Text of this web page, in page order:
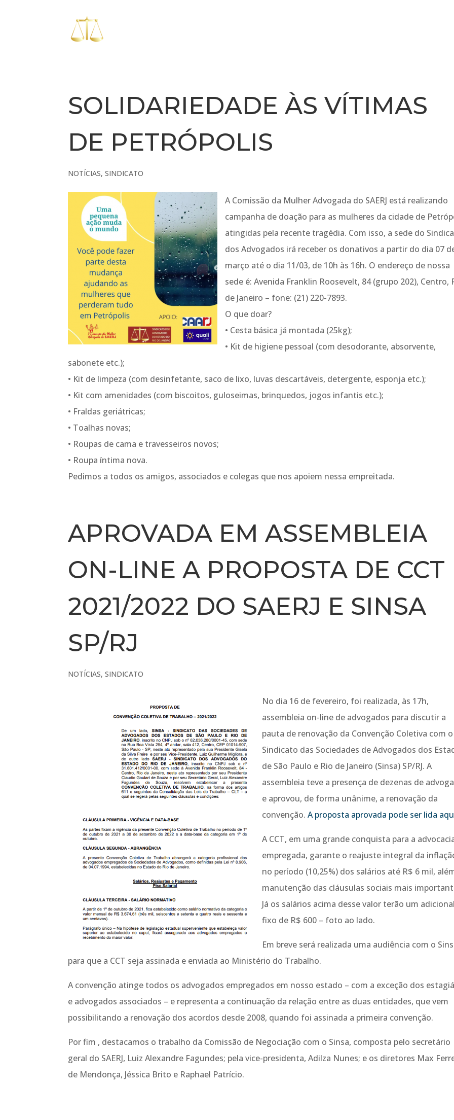
SOLIDARIEDADE ÀS VÍTIMAS
DE PETRÓPOLIS
NOTÍCIAS,SINDICATO
A Comissão da Mulher Advogada do SAERJ está realizando
campanha de doação para as mulheres da cidade de
atingidas pela recente tragédia. Com isso, a sede do
dos Advogados irá receber os donativos a partir do dia 07
março até o dia 11/03, de 10h às 16h. O endereço de nossa
sede é: Avenida Franklin Roosevelt, 84 (grupo 202), Centro,
de Janeiro – fone: (21) 220-7893.
O que doar?
• Cesta básica já montada (25kg);
• Kit de higiene pessoal (com desodorante, absorvente,
sabonete etc.);
• Kit de limpeza (com desinfetante, saco de lixo, luvas descartáveis, detergente, esponja etc.);
• Kit com amenidades (com biscoitos, guloseimas, brinquedos, jogos infantis etc.);
• Fraldas geriátricas;
• Toalhas novas;
• Roupas de cama e travesseiros novos;
• Roupa íntima nova.
Pedimos a todos os amigos, associados e colegas que nos apoiem nessa empreitada.
APROVADA EM ASSEMBLEIA
ON-LINE A PROPOSTA DE CCT
2021/2022 DO SAERJ E SINSA
SP/RJ
NOTÍCIAS,SINDICATO
No dia 16 de fevereiro, foi realizada, às 17h,
assembleia on-line de advogados para discutir a
pauta de renovação da Convenção Coletiva com o
Sindicato das Sociedades de Advogados dos
de São Paulo e Rio de Janeiro (Sinsa) SP/RJ. A
assembleia teve a presença de dezenas de
e aprovou, de forma unânime, a renovação da
convenção.A proposta aprovada pode ser lida
A CCT, em uma grande conquista para a
empregada, garante o reajuste integral da
no período (10,25%) dos salários até R$ 6 mil,
manutenção das cláusulas sociais mais
Já os salários acima desse valor terão um adicional
fixo de R$ 600 – foto ao lado.
Em breve será realizada uma audiência com o
para que a CCT seja assinada e enviada ao Ministério do Trabalho.
A convenção atinge todos os advogados empregados em nosso estado – com a exceção dos
e advogados associados – e representa a continuação da relação entre as duas entidades, que vem
possibilitando a renovação dos acordos desde 2008, quando foi assinada a primeira convenção.
Por fim , destacamos o trabalho da Comissão de Negociação com o Sinsa, composta pelo secretário
geral do SAERJ, Luiz Alexandre Fagundes; pela vice-presidenta, Adilza Nunes; e os diretores Max
de Mendonça, Jéssica Brito e Raphael Patrício.